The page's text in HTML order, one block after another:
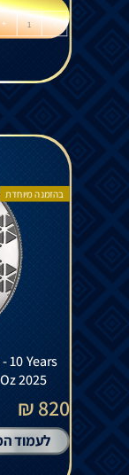
-
+
בהזמנה מיוחדת
10 Years
2025
820 ₪
לעמוד